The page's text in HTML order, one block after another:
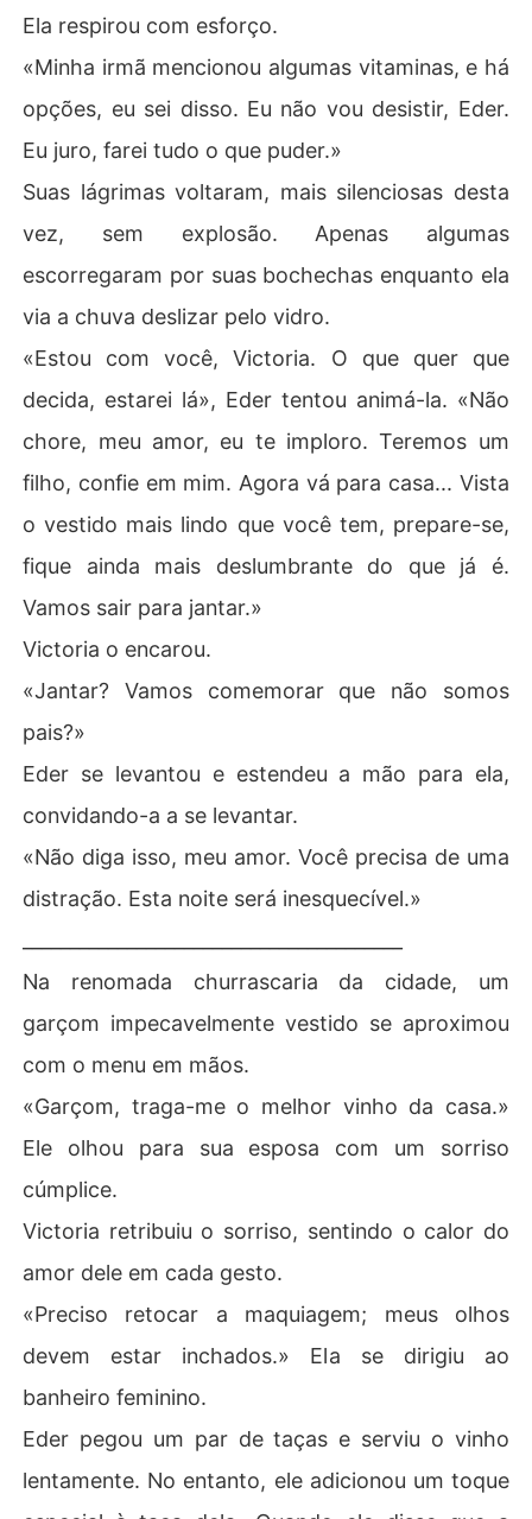
Ela respirou com esforço.
«Minha irmã mencionou algumas vitaminas, e há
opções, eu sei disso. Eu não vou desistir, Eder.
Eu juro, farei tudo o que puder.»
Suas lágrimas voltaram, mais silenciosas desta
vez, sem explosão. Apenas algumas
escorregaram por suas bochechas enquanto ela
via a chuva deslizar pelo vidro.
«Estou com você, Victoria. O que quer que
decida, estarei lá», Eder tentou animá-la. «Não
chore, meu amor, eu te imploro. Teremos um
filho, confie em mim. Agora vá para casa... Vista
o vestido mais lindo que você tem, prepare-se,
fique ainda mais deslumbrante do que já é.
Vamos sair para jantar.»
Victoria o encarou.
«Jantar? Vamos comemorar que não somos
pais?»
Eder se levantou e estendeu a mão para ela,
convidando-a a se levantar.
«Não diga isso, meu amor. Você precisa de uma
distração. Esta noite será inesquecível.»
Na renomada churrascaria da cidade, um
garçom impecavelmente vestido se aproximou
com o menu em mãos.
«Garçom, traga-me o melhor vinho da casa.»
Ele olhou para sua esposa com um sorriso
cúmplice.
Victoria retribuiu o sorriso, sentindo o calor do
amor dele em cada gesto.
«Preciso retocar a maquiagem; meus olhos
devem estar inchados.» Ela se dirigiu ao
banheiro feminino.
Eder pegou um par de taças e serviu o vinho
lentamente. No entanto, ele adicionou um toque